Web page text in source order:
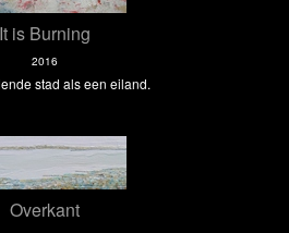
It is Burning
2016
stad als een eiland.
Overkant